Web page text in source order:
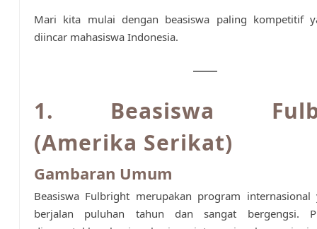
Mari kita mulai dengan beasiswa paling kompetitif
diincar mahasiswa Indonesia.
1. Beasiswa
(Amerika Serikat)
Gambaran Umum
Beasiswa Fulbright merupakan program internasional
berjalan puluhan tahun dan sangat bergengsi.